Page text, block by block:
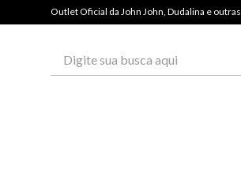
Outlet Oficial da John John, Dudalina e outras